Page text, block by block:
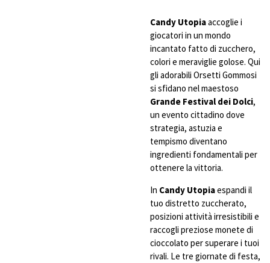
Candy Utopiaaccoglie i
giocatori in un mondo
incantato fatto di zucchero,
colori e meraviglie golose. Qui
gli adorabili Orsetti Gommosi
si sfidano nel maestoso
Grande Festival dei Dolci,
un evento cittadino dove
strategia, astuzia e
tempismo diventano
ingredienti fondamentali per
ottenere la vittoria.
In Candy Utopiaespandi il
tuo distretto zuccherato,
posizioni attività irresistibili e
raccogli preziose monete di
cioccolato per superare i tuoi
rivali. Le tre giornate di festa,